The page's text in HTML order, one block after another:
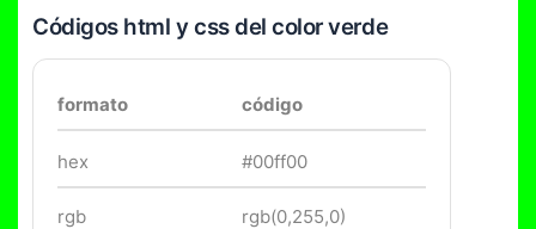
Códigos html y css del color verde
formato código
hex #00ff00
rgb rgb(0,255,0)